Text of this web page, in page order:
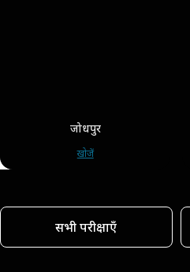
जोधपुर
खोजें
सभी परीक्षाएँ